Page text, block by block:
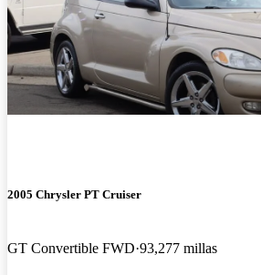
2005 Chrysler PT Cruiser
GT Convertible FWD 93,277 millas